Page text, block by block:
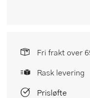
Fri frakt over
Rask levering
Prisløfte